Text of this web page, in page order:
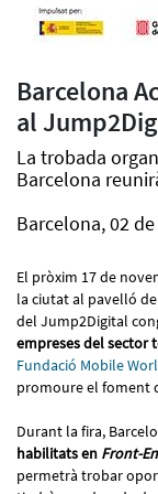
Barcelona
al
La trobada
Barcelona
Barcelona, 02
El pròxim 17 de
la ciutat al pavelló
del Jump2Digital
empreses del sector
Fundació Mobile
promoure el foment
Durant la fira,
habilitats en Front-
permetrà trobar